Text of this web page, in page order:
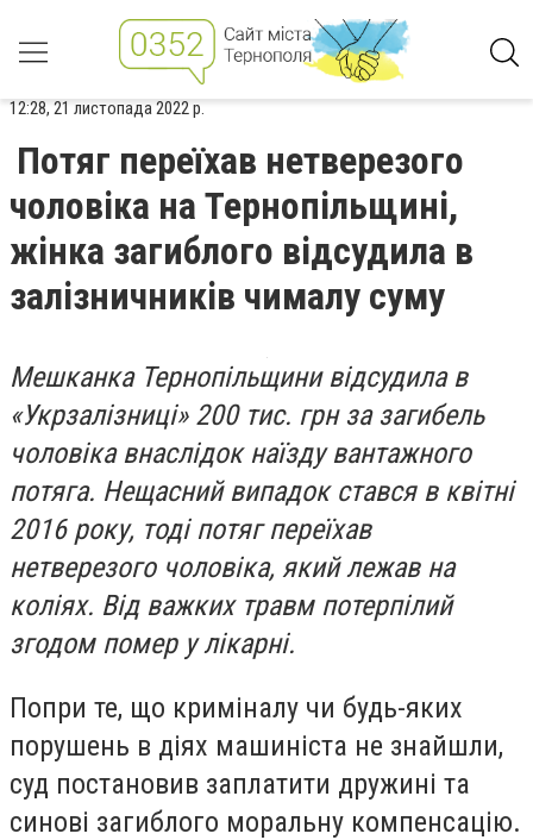
12:28, 21 листопада 2022 р.
Потяг переїхав нетверезого
чоловіка на Тернопільщині,
жінка загиблого відсудила в
залізничників чималу суму
Мешканка Тернопільщини відсудила в
«Укрзалізниці» 200 тис. грн за загибель
чоловіка внаслідок наїзду вантажного
потяга. Нещасний випадок стався в квітні
2016 року, тоді потяг переїхав
нетверезого чоловіка, який лежав на
коліях. Від важких травм потерпілий
згодом помер у лікарні.
Попри те, що криміналу чи будь-яких
порушень в діях машиніста не знайшли,
суд постановив заплатити дружині та
синові загиблого моральну компенсацію.